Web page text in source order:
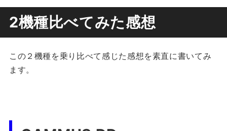
2機種比べてみた感想
この２機種を乗り比べて感じた感想を素直に書いてみ
ます。